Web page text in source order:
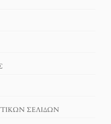
ΣΕΛΙΔΩΝ